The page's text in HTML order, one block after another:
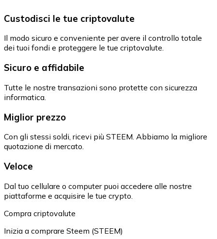
Custodisci le tue criptovalute
Il modo sicuro e conveniente per avere il controllo totale
dei tuoi fondi e proteggere le tue criptovalute.
Sicuro e affidabile
Tutte le nostre transazioni sono protette con sicurezza
informatica.
Miglior prezzo
Con gli stessi soldi, ricevi più STEEM. Abbiamo la migliore
quotazione di mercato.
Veloce
Dal tuo cellulare o computer puoi accedere alle nostre
piattaforme e acquisire le tue crypto.
Compra criptovalute
Inizia a comprare Steem (STEEM)